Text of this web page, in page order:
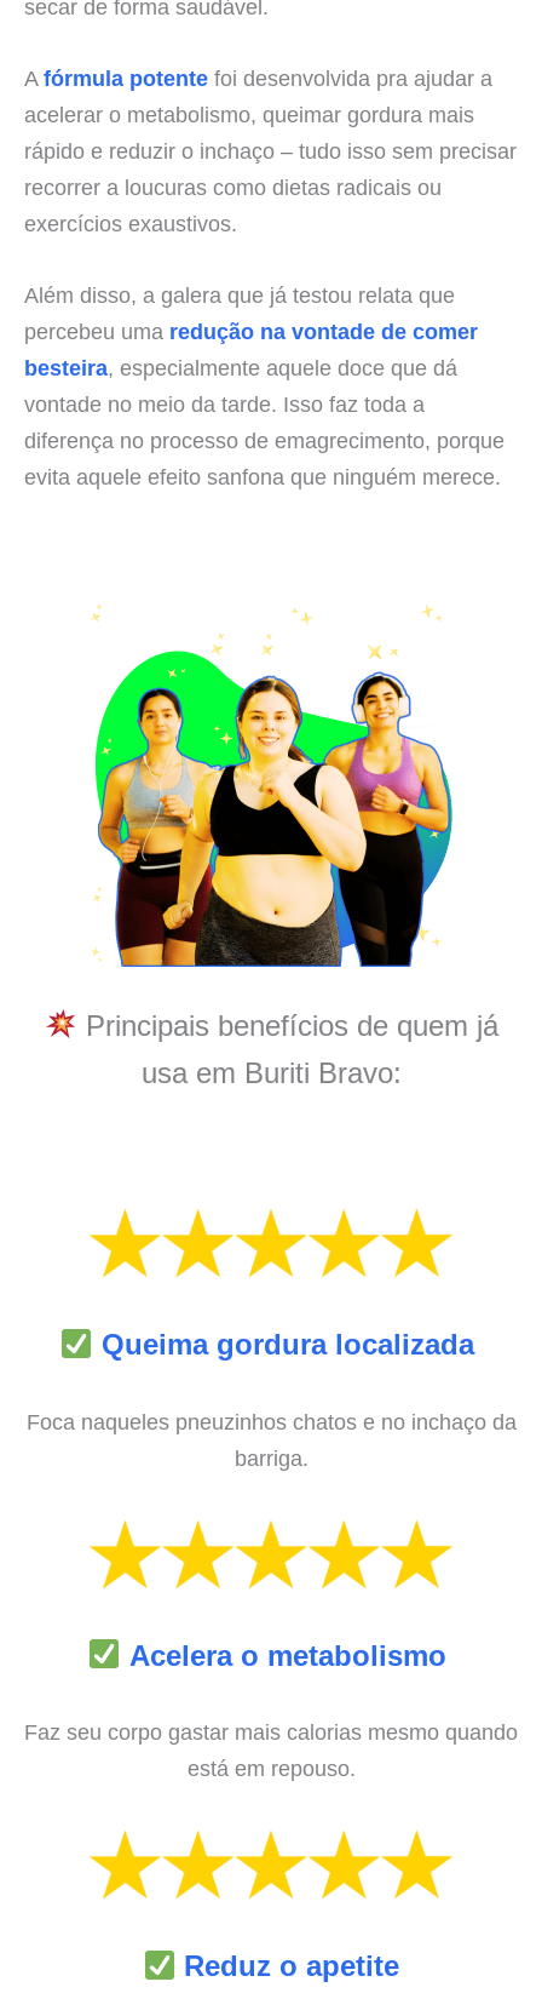
secar de forma saudável.
Afórmula potente foi desenvolvida pra ajudar a
acelerar o metabolismo, queimar gordura mais
rápido e reduzir o inchaço – tudo isso sem precisar
recorrer a loucuras como dietas radicais ou
exercícios exaustivos.
Além disso, a galera que já testou relata que
percebeu uma redução na vontade de comer
besteira, especialmente aquele doce que dá
vontade no meio da tarde. Isso faz toda a
diferença no processo de emagrecimento, porque
evita aquele efeito sanfona que ninguém merece.
Principais benefícios de quem já
usa em Buriti Bravo:
Queima gordura localizada
Foca naqueles pneuzinhos chatos e no inchaço da
barriga.
Acelera o metabolismo
Faz seu corpo gastar mais calorias mesmo quando
está em repouso.
Reduz o apetite